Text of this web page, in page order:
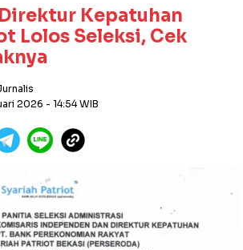
Kepatuhan
Lolos Seleksi, Cek
2026 - 14:54 WIB